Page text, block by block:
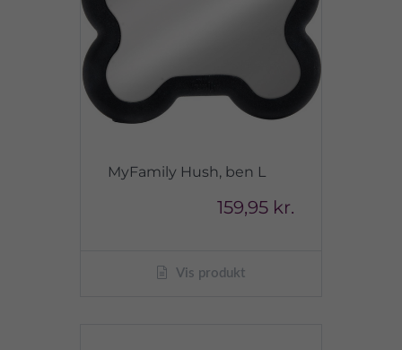
MyFamily Hush, ben L
159,95 kr.
Vis produkt